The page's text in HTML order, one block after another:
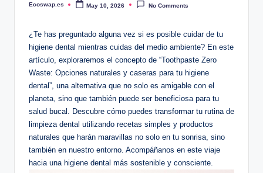
Posted
Ecoswap.es May 10, 2026 No Comments
¿Te has preguntado alguna vez si es posible cuidar de tu
higiene dental mientras cuidas del medio ambiente? En este
artículo, exploraremos el concepto de “Toothpaste Zero
Waste: Opciones naturales y caseras para tu higiene
dental”, una alternativa que no solo es amigable con el
planeta, sino que también puede ser beneficiosa para tu
salud bucal. Descubre cómo puedes transformar tu rutina de
limpieza dental utilizando recetas simples y productos
naturales que harán maravillas no solo en tu sonrisa, sino
también en nuestro entorno. Acompáñanos en este viaje
hacia una higiene dental más sostenible y consciente.